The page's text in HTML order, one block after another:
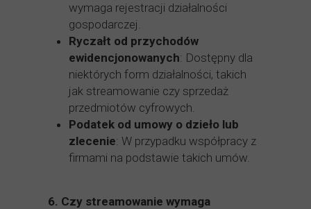
wymaga rejestracji działalności
gospodarczej.
Ryczałt od przychodów
ewidencjonowanych: Dostępny dla
niektórych form działalności, takich
jak streamowanie czy sprzedaż
przedmiotów cyfrowych.
Podatek od umowy o dzieło lub
zlecenie: W przypadku współpracy z
firmami na podstawie takich umów.
6. Czy streamowanie wymaga